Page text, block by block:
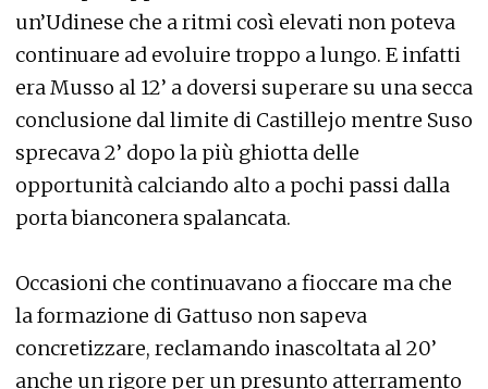
un’Udinese che a ritmi così elevati non poteva
continuare ad evoluire troppo a lungo. E infatti
era Musso al 12’ a doversi superare su una secca
conclusione dal limite di Castillejo mentre Suso
sprecava 2’ dopo la più ghiotta delle
opportunità calciando alto a pochi passi dalla
porta bianconera spalancata.
Occasioni che continuavano a fioccare ma che
la formazione di Gattuso non sapeva
concretizzare, reclamando inascoltata al 20’
anche un rigore per un presunto atterramento